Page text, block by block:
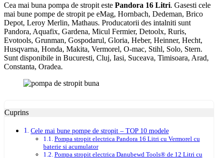
Cea mai buna pompa de stropit este Pandora 16 Litri. Gasesti cele
mai bune pompe de stropit pe eMag, Hornbach, Dedeman, Brico
Depot, Leroy Merlin, Mathaus. Producatorii des intalniti sunt
Pandora, Aquafix, Gardena, Micul Fermier, Detoolx, Ruris,
Evotools, Grunman, Gospodarul, Gloria, Heber, Heinner, Hecht,
Husqvarna, Honda, Makita, Vermorel, O-mac, Stihl, Solo, Stern.
Sunt disponibile in Bucuresti, Cluj, Iasi, Suceava, Timisoara, Arad,
Constanta, Oradea.
Cuprins
Cele mai bune pompe de stropit – TOP 10 modele
Pompa stropit electrica Pandora 16 Litri cu Vermorel cu
baterie si acumulator
Pompa stropit electrica Danubewd Tools® de 12 Litri cu